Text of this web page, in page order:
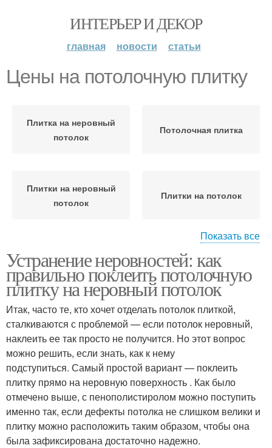
ИНТЕРЬЕР И ДЕКОР
главная новости статьи
Цены на потолочную плитку
Плитка на неровный
потолок
Потолочная плитка
Плитки на неровный
потолок
Плитки на потолок
водоэмульсионную
краску
Плитка на побелку
Плитка из пенопласта
Показать все
Устранение неровностей: как
правильно поклеить потолочную
плитку на неровный потолок
Итак, часто те, кто хочет отделать потолок плиткой,
сталкиваются с проблемой — если потолок неровный,
наклеить ее так просто не получится. Но этот вопрос
можно решить, если знать, как к нему
подступиться. Самый простой вариант — поклеить
плитку прямо на неровную поверхность . Как было
отмечено выше, с пенополистиролом можно поступить
именно так, если дефекты потолка не слишком велики и
плитку можно расположить таким образом, чтобы она
была зафиксирована достаточно надежно.